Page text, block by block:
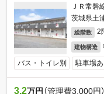
ＪＲ常磐
茨城県土
総階数 2
建物構造
バス・トイレ別 駐車場あ
3.2万円 （管理費3,000円）